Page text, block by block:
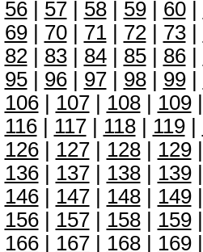
56| 57| 58| 59| 60|
69| 70| 71| 72| 73|
82| 83| 84| 85| 86|
95| 96| 97| 98| 99|
106| 107| 108| 109|
116| 117| 118| 119|
126| 127| 128| 129|
136| 137| 138| 139|
146| 147| 148| 149|
156| 157| 158| 159|
166| 167| 168| 169|